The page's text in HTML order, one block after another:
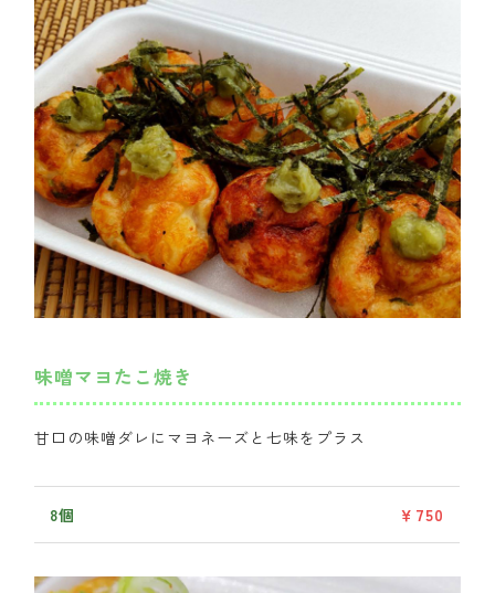
味噌マヨたこ焼き
甘口の味噌ダレにマヨネーズと七味をプラス
8個 ￥750